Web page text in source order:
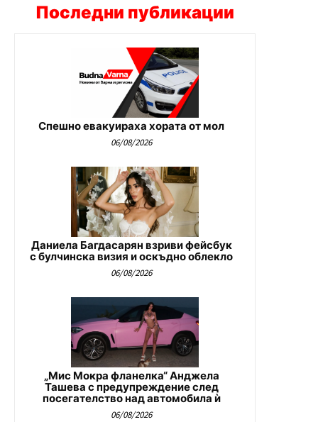
Последни публикации
Спешно евакуираха хората от мол
06/08/2026
Даниела Багдасарян взриви фейсбук
с булчинска визия и оскъдно облекло
06/08/2026
„Мис Мокра фланелка“ Анджела
Ташева с предупреждение след
посегателство над автомобила ѝ
06/08/2026